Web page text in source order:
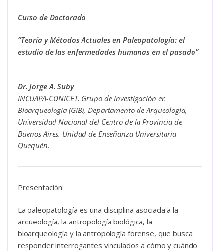
Curso de Doctorado
“Teoría y Métodos Actuales en Paleopatología: el
estudio de las enfermedades humanas en el pasado”
Dr. Jorge A. Suby
INCUAPA-CONICET. Grupo de Investigación en
Bioarqueología (GIB), Departamento de Arqueología,
Universidad Nacional del Centro de la Provincia de
Buenos Aires. Unidad de Enseñanza Universitaria
Quequén.
Presentación:
La paleopatología es una disciplina asociada a la
arqueología, la antropología biológica, la
bioarqueología y la antropología forense, que busca
responder interrogantes vinculados a cómo y cuándo